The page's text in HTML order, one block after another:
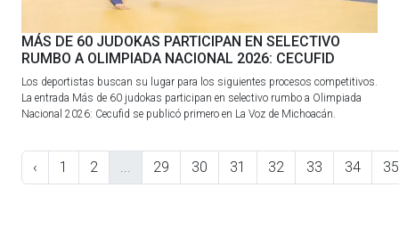
MÁS DE 60 JUDOKAS PARTICIPAN EN SELECTIVO
RUMBO A OLIMPIADA NACIONAL 2026: CECUFID
Los deportistas buscan su lugar para los siguientes procesos competitivos.
La entrada Más de 60 judokas participan en selectivo rumbo a Olimpiada
Nacional 2026: Cecufid se publicó primero en La Voz de Michoacán.
‹ 1 2 ... 29 30 31 32 33 34 35